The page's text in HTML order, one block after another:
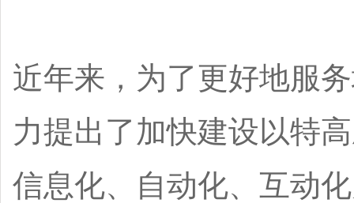
近年来，为了更好地服
力提出了加快建设以特
信息化、自动化、互动